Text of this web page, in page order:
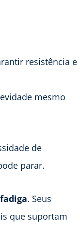
resistência e
mesmo
de
parar.
. Seus
que suportam